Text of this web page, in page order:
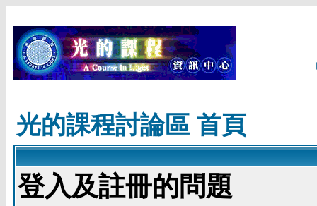
光的課程討論區 首頁
登入及註冊的問題